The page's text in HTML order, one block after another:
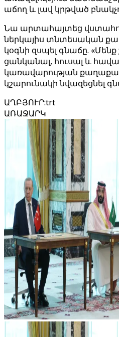
աճող և լավ կրթված
Նա արտահայտեց
ներկայիս տնտեսական
կօգնի զսպել գնաճը.
ցանկանալ, հուսալ և
կառավարության
կշարունակի նվազեցնել
ԱՂԲՅՈՒՐ:trt
ԱՌԱՋԱՐԿ